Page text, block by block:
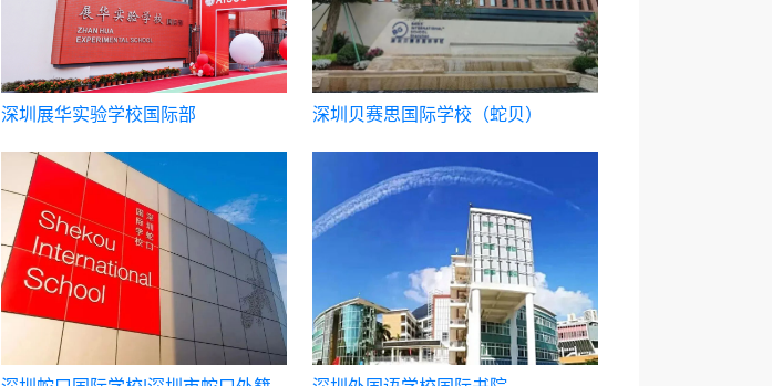
深圳展华实验学校国际部 深圳贝赛思国际学校（蛇贝）